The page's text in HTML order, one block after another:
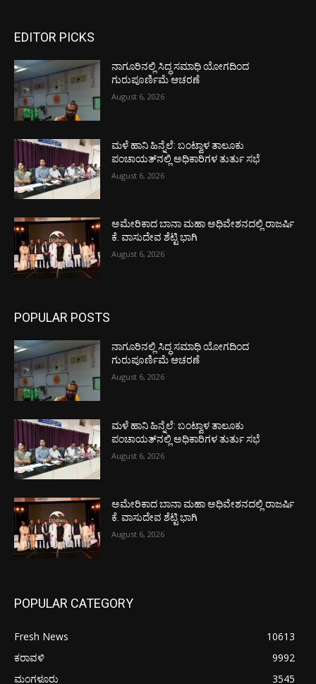
EDITOR PICKS
ನಾಗೂರಿನಲ್ಲಿ ಸಿದ್ಧ ಸಮಾಧಿ ಯೋಗದಿಂದ
ಗುರುಪೂರ್ಣಿಮೆ ಆಚರಣೆ
August 6, 2026
ಮಳೆ ಹಾನಿ ಹಿನ್ನೆಲೆ: ಬಂಟ್ವಾಳ ತಾಲೂಕು
ಪಂಚಾಯತ್‌ನಲ್ಲಿ ಅಧಿಕಾರಿಗಳ ತುರ್ತು ಸಭೆ
August 6, 2026
ಅಮೇರಿಕಾದ ಬಾನಾ ಮಹಾ ಅಧಿವೇಶನದಲ್ಲಿ ರಾಜರ್ಷಿ
ಕೆ. ವಾಸುದೇವ ಶೆಟ್ಟಿ ಭಾಗಿ
August 6, 2026
POPULAR POSTS
ನಾಗೂರಿನಲ್ಲಿ ಸಿದ್ಧ ಸಮಾಧಿ ಯೋಗದಿಂದ
ಗುರುಪೂರ್ಣಿಮೆ ಆಚರಣೆ
August 6, 2026
ಮಳೆ ಹಾನಿ ಹಿನ್ನೆಲೆ: ಬಂಟ್ವಾಳ ತಾಲೂಕು
ಪಂಚಾಯತ್‌ನಲ್ಲಿ ಅಧಿಕಾರಿಗಳ ತುರ್ತು ಸಭೆ
August 6, 2026
ಅಮೇರಿಕಾದ ಬಾನಾ ಮಹಾ ಅಧಿವೇಶನದಲ್ಲಿ ರಾಜರ್ಷಿ
ಕೆ. ವಾಸುದೇವ ಶೆಟ್ಟಿ ಭಾಗಿ
August 6, 2026
POPULAR CATEGORY
Fresh News
10613
ಕರಾವಳಿ
9992
ಮಂಗಳೂರು
3545